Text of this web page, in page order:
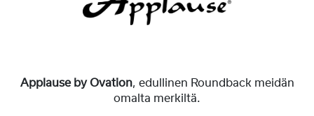
Applause by Ovation, edullinen Roundback meidän
omalta merkiltä.